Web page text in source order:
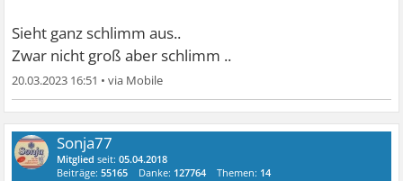
Sieht ganz schlimm aus..
Zwar nicht groß aber schlimm ..
20.03.2023 16:51 •
Sonja77
Mitglied seit:05.04.2018
Beiträge:55165 Danke: 127764 Themen: 14